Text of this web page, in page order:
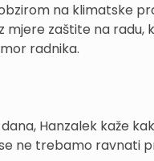
na klimatske
mjere zaštite na radu,
radnika.
Hanzalek kaže
ne trebamo ravnati